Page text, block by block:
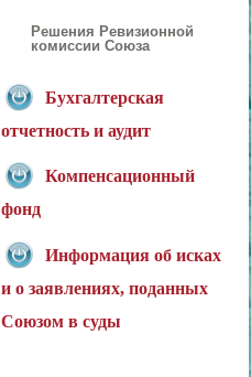
Решения Ревизионной
комиссии Союза
Бухгалтерская
отчетность и аудит
Компенсационный
фонд
Информация об исках
и о заявлениях, поданных
Союзом в суды